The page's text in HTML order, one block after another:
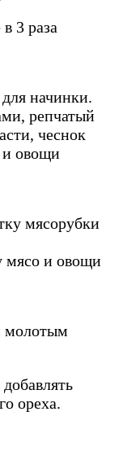
начинки.
репчатый
чеснок
мясорубки
молотым
ореха.